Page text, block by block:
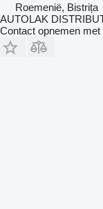
Roemenië, Bistrița
AUTOLAK
Contact opnemen